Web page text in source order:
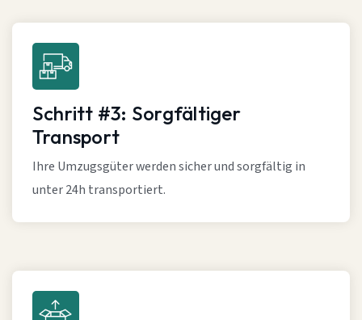
Schritt #3: Sorgfältiger
Transport
Ihre Umzugsgüter werden sicher und sorgfältig in
unter 24h transportiert.